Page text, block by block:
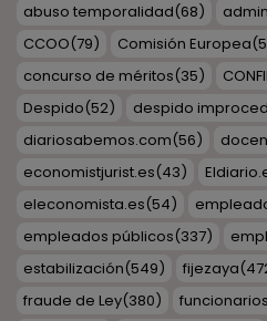
abuso temporalidad(68)
CCOO(79) Comisión Europea
concurso de méritos(35)
Despido(52) despido
diariosabemos.com(56)
economistjurist.es(43)
eleconomista.es(54)
empleados públicos(337)
estabilización(549) fijezaya
fraude de Ley(380) funcionarios